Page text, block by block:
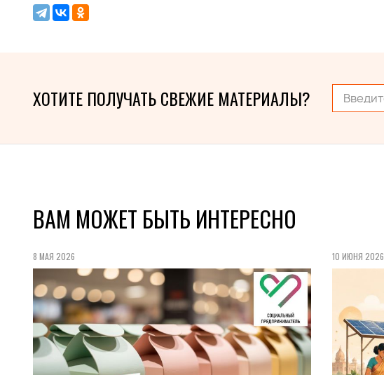
ХОТИТЕ ПОЛУЧАТЬ СВЕЖИЕ МАТЕРИАЛЫ?
ВАМ МОЖЕТ БЫТЬ ИНТЕРЕСНО
8 МАЯ 2026 10 ИЮНЯ 2026